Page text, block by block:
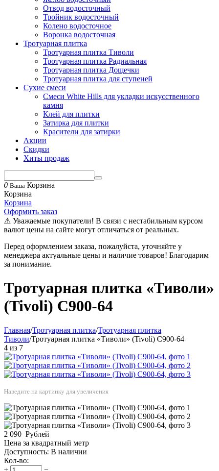
Отвод водосточный
Тройник водосточный
Колено водосточное
Воронка водосточная
Тротуарная плитка
Тротуарная плитка Тиволи
Тротуарная плитка Радиальная
Тротуарная плитка Дощечки
Тротуарная плитка для ступеней
Сухие смеси
Смеси White Hills для укладки искусственного
камня
Клей для плитки
Затирка для плитки
Красители для затирки
Акции
Скидки
Хиты продаж
0 Ваша Корзина
Корзина
Корзина
Оформить заказ
⚠ Уважаемые покупатели! В связи с нестабильным курсом
валют цены на сайте могут отличаться от реальных.
Перед оформлением заказа, пожалуйста, уточняйте у
менеджера актуальные цены и наличие товаров! Благодарим
за понимание.
Тротуарная плитка «Тиволи»
(Tivoli) С900-64
Главная/Тротуарная плитка/Тротуарная плитка
Тиволи/Тротуарная плитка «Тиволи» (Tivoli) С900-64
4 из 7
Наведите на картинку для увеличения
2 090 Рублей
Цена за квадратный метр
Доступность: В наличии
Кол-во: